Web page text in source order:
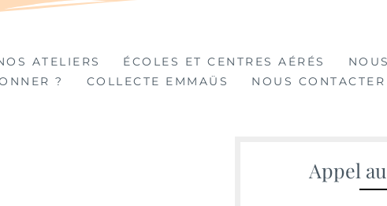
ATELIERS ÉCOLES ET CENTRES AÉRÉS
? COLLECTE EMMAÜS NOUS CONTACTER
Appel